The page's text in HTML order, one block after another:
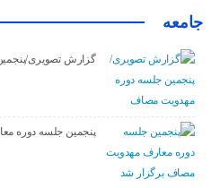
جامعه
گزارش تصویری/
پنجمین جلسه دوره